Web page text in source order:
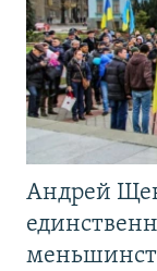
Андрей